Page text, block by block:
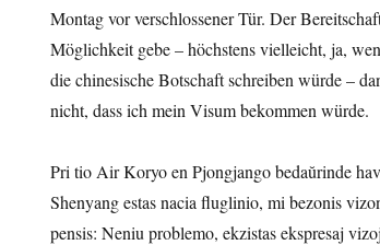
Montag vor verschlossener Tür. Der
Möglichkeit gebe – höchstens vielleicht, ja,
die chinesische Botschaft schreiben würde –
nicht, dass ich mein Visum bekommen würde.
Pri tio Air Koryo en Pjongjango bedaŭrinde
Shenyang estas nacia fluglinio, mi bezonis
pensis: Neniu problemo, ekzistas ekspresaj